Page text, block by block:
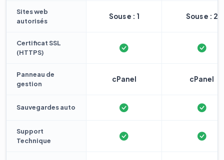
Sites web
autorisés
Sous e : 1 Sous e : 2
Certificat SSL
(HTTPS)
Panneau de
gestion
cPanel cPanel
Sauvegardes auto
Support
Technique